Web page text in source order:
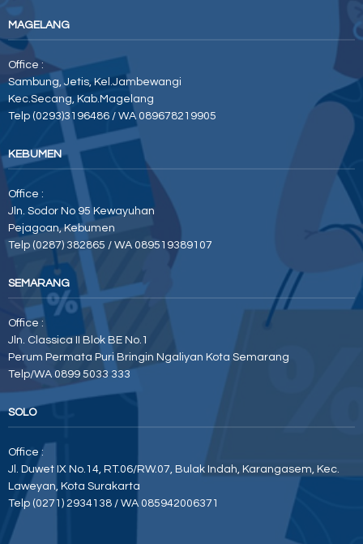
MAGELANG
Office :
Sambung, Jetis, Kel.Jambewangi
Kec.Secang, Kab.Magelang
Telp (0293)3196486 / WA 089678219905
KEBUMEN
Office :
Jln. Sodor No 95 Kewayuhan
Pejagoan, Kebumen
Telp (0287) 382865 / WA 089519389107
SEMARANG
Office :
Jln. Classica II Blok BE No.1
Perum Permata Puri Bringin Ngaliyan Kota Semarang
Telp/WA 0899 5033 333
SOLO
Office :
Jl. Duwet IX No.14, RT.06/RW.07, Bulak Indah, Karangasem, Kec.
Laweyan, Kota Surakarta
Telp (0271) 2934138 / WA 085942006371